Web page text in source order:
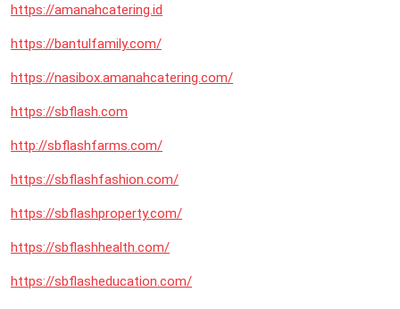
https://amanahcatering.id
https://bantulfamily.com/
https://nasibox.amanahcatering.com/
https://sbflash.com
http://sbflashfarms.com/
https://sbflashfashion.com/
https://sbflashproperty.com/
https://sbflashhealth.com/
https://sbflasheducation.com/